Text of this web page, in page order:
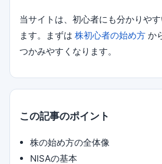
当サイトは、初心者にも分かりや
ます。まずは 株初心者の始め方 か
つかみやすくなります。
この記事のポイント
株の始め方の全体像
NISAの基本